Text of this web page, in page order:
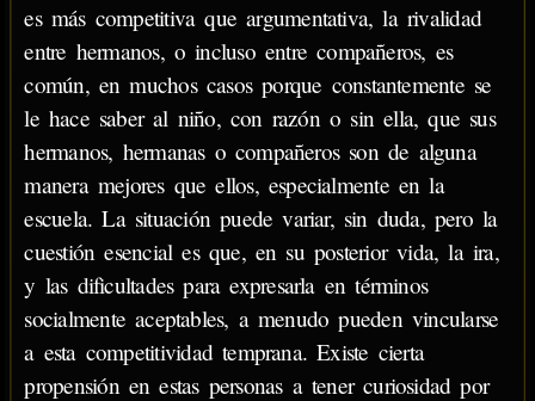
es más competitiva que argumentativa, la rivalidad
entre hermanos, o incluso entre compañeros, es
común, en muchos casos porque constantemente se
le hace saber al niño, con razón o sin ella, que sus
hermanos, hermanas o compañeros son de alguna
manera mejores que ellos, especialmente en la
escuela. La situación puede variar, sin duda, pero la
cuestión esencial es que, en su posterior vida, la ira,
y las dificultades para expresarla en términos
socialmente aceptables, a menudo pueden vincularse
a esta competitividad temprana. Existe cierta
propensión en estas personas a tener curiosidad por